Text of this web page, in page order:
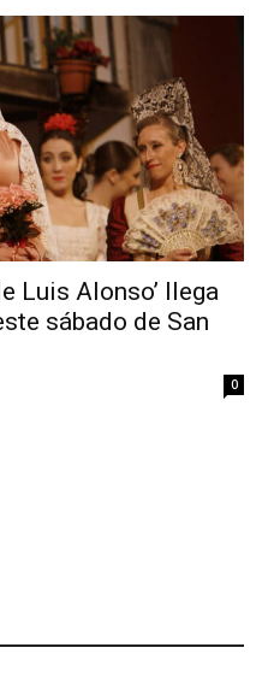
Luis Alonso’ llega
sábado de San
0